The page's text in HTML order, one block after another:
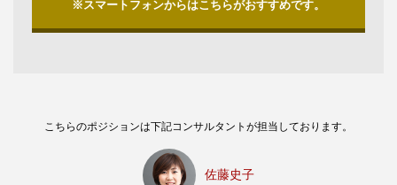
※スマートフォンからはこちらがおすすめです。
こちらのポジションは下記コンサルタントが担当しております。
佐藤史子